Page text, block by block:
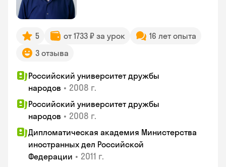
5 от 1733 ₽ за урок
16 лет опыта
3 отзыва
Российский университет дружбы
народов • 2008 г.
Российский университет дружбы
народов • 2008 г.
Дипломатическая академия Министерства
иностранных дел Российской
Федерации • 2011 г.